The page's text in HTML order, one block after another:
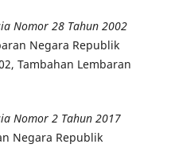
Nomor 28 Tahun 2002
Negara Republik
Tambahan Lembaran
Nomor 2 Tahun 2017
Negara Republik